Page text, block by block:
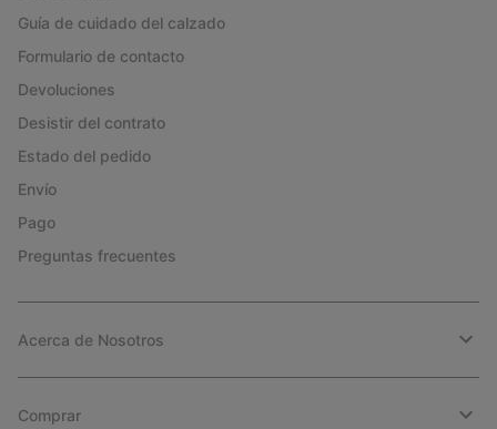
Guía de cuidado del calzado
Formulario de contacto
Devoluciones
Desistir del contrato
Estado del pedido
Envío
Pago
Preguntas frecuentes
Acerca de Nosotros
Comprar